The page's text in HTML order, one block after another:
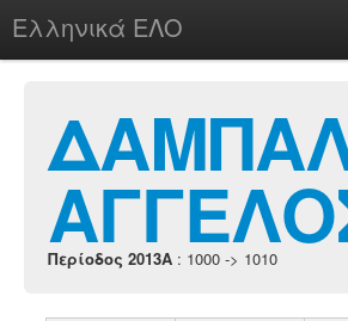
Ελληνικά ΕΛΟ
chesstu.be @ discord
Login
Περίοδος 2013A : 1000 -> 1010